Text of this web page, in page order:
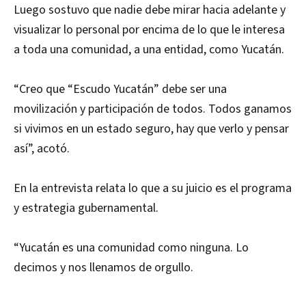
Luego sostuvo que nadie debe mirar hacia adelante y
visualizar lo personal por encima de lo que le interesa
a toda una comunidad, a una entidad, como Yucatán.
“Creo que “Escudo Yucatán” debe ser una
movilización y participación de todos. Todos ganamos
si vivimos en un estado seguro, hay que verlo y pensar
así”, acotó.
En la entrevista relata lo que a su juicio es el programa
y estrategia gubernamental.
“Yucatán es una comunidad como ninguna. Lo
decimos y nos llenamos de orgullo.